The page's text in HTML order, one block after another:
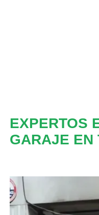
EXPERTOS
GARAJE EN